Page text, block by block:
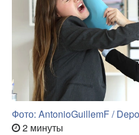
Фото: AntonioGuillemF /
2 минуты